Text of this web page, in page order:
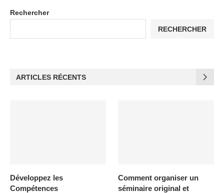
Rechercher
RECHERCHER
ARTICLES RÉCENTS
Développez les
Compétences
Comment organiser un
séminaire original et